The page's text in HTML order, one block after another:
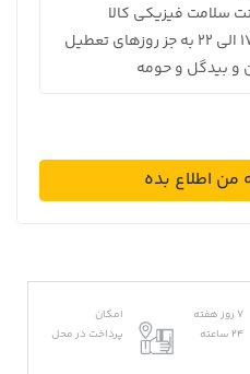
سلامت فیزیکی کالا
و بیدگل و حومه
اطلاع بده
7 روز هفته
24 ساعته
امکان
پرداخت در محل